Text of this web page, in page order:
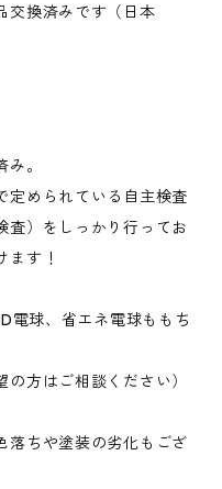
交換済みです（日本
。
定められている自主検査
査）をしっかり行ってお
ます！
電球、省エネ電球ももち
の方はご相談ください）
落ちや塗装の劣化もござ